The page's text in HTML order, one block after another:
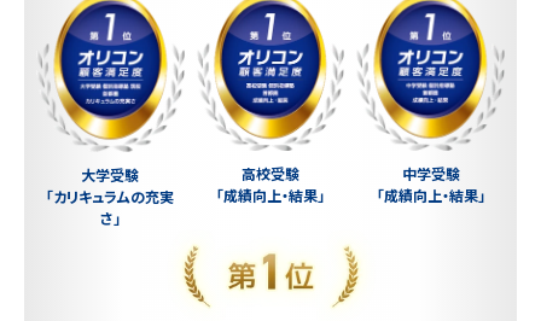
大学受験
「カリキュラムの充実
さ」
高校受験
「成績向上・結果」
中学受験
「成績向上・結果」